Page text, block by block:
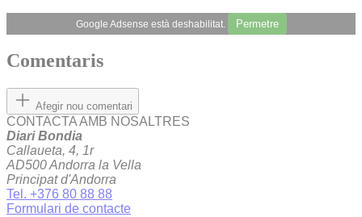
Google Adsense està deshabilitat. Permetre
Comentaris
Afegir nou comentari
CONTACTA AMB NOSALTRES
Diari Bondia
Callaueta, 4, 1r
AD500 Andorra la Vella
Principat d'Andorra
Tel. +376 80 88 88
Formulari de contacte